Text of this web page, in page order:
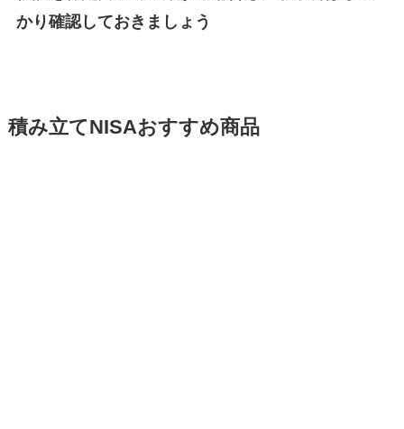
かり確認しておきましょう
積み立てNISAおすすめ商品